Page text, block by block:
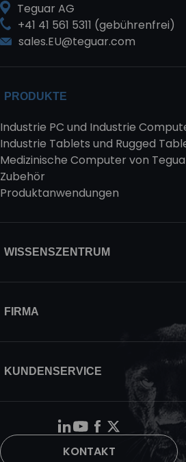
Teguar AG
+41 41 561 5311 (gebührenfrei)
sales.EU@teguar.com
PRODUKTE
Industrie PC und Industrie
Industrie Tablets und Rugged
Medizinische Computer von
Zubehör
Produktanwendungen
WISSENSZENTRUM
FIRMA
KUNDENSERVICE
KONTAKT